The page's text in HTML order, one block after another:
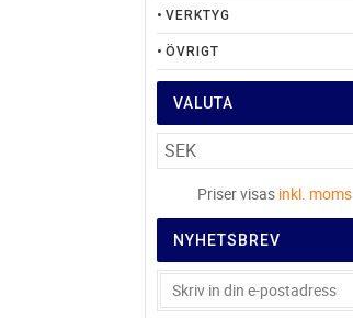
VERKTYG
ÖVRIGT
VALUTA
Priser visas inkl. moms
NYHETSBREV